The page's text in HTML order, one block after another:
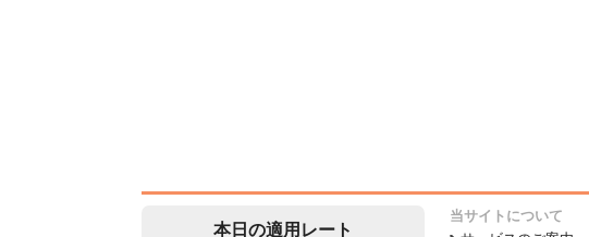
本日の適用レート
当サイトについて